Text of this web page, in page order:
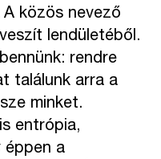
közös nevező
lendületéből.
rendre
találunk arra a
minket.
entrópia,
éppen a